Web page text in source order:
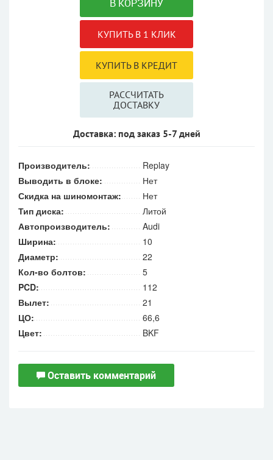
РАССЧИТАТЬ
ДОСТАВКУ
Доставка: под заказ 5-7 дней
Производитель:
Replay
Выводить в блоке:
Нет
Скидка на шиномонтаж:
Нет
Тип диска:
Литой
Автопроизводитель:
Audi
Ширина:
10
Диаметр:
22
Кол-во болтов:
5
PCD:
112
Вылет:
21
ЦО:
66,6
Цвет:
BKF
Оставить комментарий